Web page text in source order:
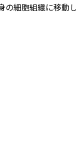
の細胞組織に移動